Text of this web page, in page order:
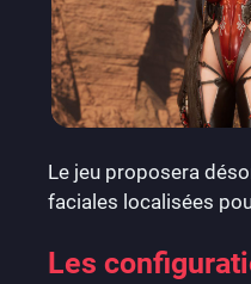
Le jeu proposera
faciales localisées
Les